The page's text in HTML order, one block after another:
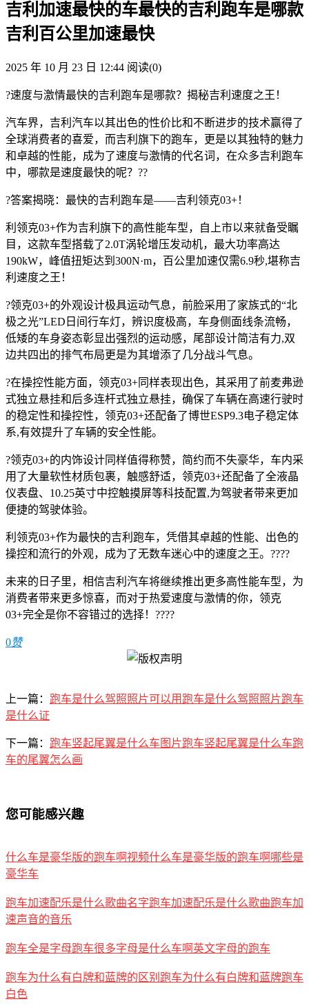
吉利加速最快的车最快的吉利跑车是哪款
吉利百公里加速最快
2025 年 10 月 23 日 12:44 阅读(0)
?速度与激情最快的吉利跑车是哪款？揭秘吉利速度之王！
汽车界，吉利汽车以其出色的性价比和不断进步的技术赢得了
全球消费者的喜爱，而吉利旗下的跑车，更是以其独特的魅力
和卓越的性能，成为了速度与激情的代名词，在众多吉利跑车
中，哪款是速度最快的呢？??
?答案揭晓：最快的吉利跑车是——吉利领克03+！
利领克03+作为吉利旗下的高性能车型，自上市以来就备受瞩
目，这款车型搭载了2.0T涡轮增压发动机，最大功率高达
190kW，峰值扭矩达到300N·m，百公里加速仅需6.9秒,堪称吉
利速度之王！
?领克03+的外观设计极具运动气息，前脸采用了家族式的“北
极之光”LED日间行车灯，辨识度极高，车身侧面线条流畅，
低矮的车身姿态彰显出强烈的运动感，尾部设计简洁有力,双
边共四出的排气布局更是为其增添了几分战斗气息。
?在操控性能方面，领克03+同样表现出色，其采用了前麦弗逊
式独立悬挂和后多连杆式独立悬挂，确保了车辆在高速行驶时
的稳定性和操控性，领克03+还配备了博世ESP9.3电子稳定体
系,有效提升了车辆的安全性能。
?领克03+的内饰设计同样值得称赞，简约而不失豪华，车内采
用了大量软性材质包裹，触感舒适，领克03+还配备了全液晶
仪表盘、10.25英寸中控触摸屏等科技配置,为驾驶者带来更加
便捷的驾驶体验。
利领克03+作为最快的吉利跑车，凭借其卓越的性能、出色的
操控和流行的外观，成为了无数车迷心中的速度之王。????
未来的日子里，相信吉利汽车将继续推出更多高性能车型，为
消费者带来更多惊喜，而对于热爱速度与激情的你，领克
03+完全是你不容错过的选择！????
0赞
上一篇： 跑车是什么驾照照片可以用跑车是什么驾照照片跑车
是什么证
下一篇： 跑车竖起尾翼是什么车图片跑车竖起尾翼是什么车跑
车的尾翼怎么画
您可能感兴趣
什么车是豪华版的跑车啊视频什么车是豪华版的跑车啊哪些是
豪华车
跑车加速配乐是什么歌曲名字跑车加速配乐是什么歌曲跑车加
速声音的音乐
跑车全是字母跑车很多字母是什么车啊英文字母的跑车
跑车为什么有白牌和蓝牌的区别跑车为什么有白牌和蓝牌跑车
白色